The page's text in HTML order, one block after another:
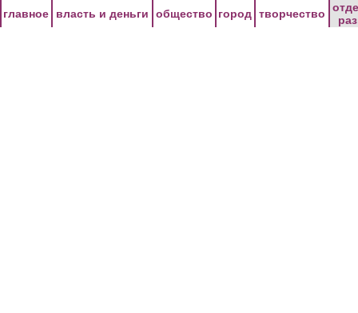
главное власть и деньги общество город творчество